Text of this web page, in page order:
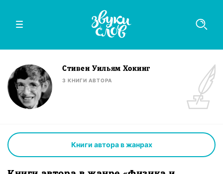
Стивен Уильям Хокинг
3 КНИГИ АВТОРА
Книги автора в жанрах